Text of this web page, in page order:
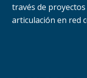
través de
articulación en red